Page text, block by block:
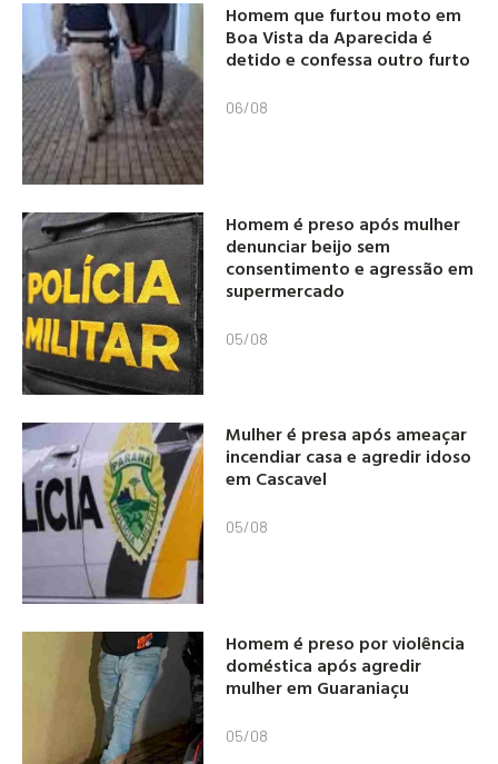
Homem que furtou moto em
Boa Vista da Aparecida é
detido e confessa outro furto
06/08
Homem é preso após mulher
denunciar beijo sem
consentimento e agressão em
supermercado
05/08
Mulher é presa após ameaçar
incendiar casa e agredir idoso
em Cascavel
05/08
Homem é preso por violência
doméstica após agredir
mulher em Guaraniaçu
05/08